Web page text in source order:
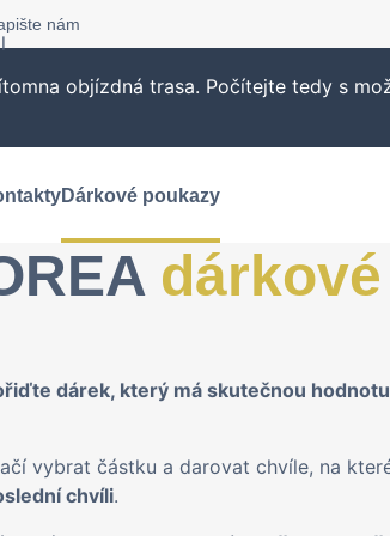
nám
objízdná trasa. Počítejte tedy s
Dárkové poukazy
dárek, který má skutečnou
vybrat částku a darovat chvíle, na
chvíli.